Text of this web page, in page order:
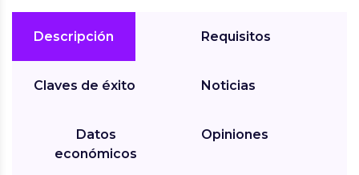
Descripción
Claves de éxito
Datos
económicos
Requisitos
Noticias
Opiniones